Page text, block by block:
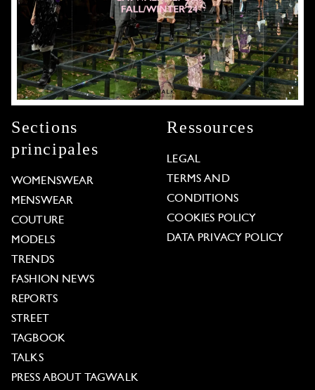
Sections
principales
WOMENSWEAR
MENSWEAR
COUTURE
MODELS
TRENDS
FASHION NEWS
REPORTS
STREET
TAGBOOK
TALKS
PRESS ABOUT TAGWALK
Ressources
LEGAL
TERMS AND
CONDITIONS
COOKIES POLICY
DATA PRIVACY POLICY